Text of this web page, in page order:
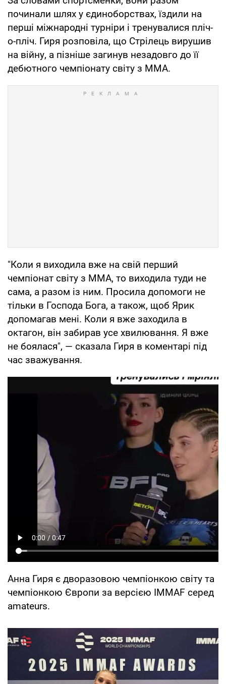
починали шлях у єдиноборствах, їздили на
перші міжнародні турніри і тренувалися пліч-
о-пліч. Гиря розповіла, що Стрілець вирушив
на війну, а пізніше загинув незадовго до її
дебютного чемпіонату світу з ММА.
"Коли я виходила вже на свій перший
чемпіонат світу з ММА, то виходила туди не
сама, а разом із ним. Просила допомоги не
тільки в Господа Бога, а також, щоб Ярик
допомагав мені. Коли я вже заходила в
октагон, він забирав усе хвилювання. Я вже
не боялася", — сказала Гиря в коментарі під
час зважування.
Анна Гиря є дворазовою чемпіонкою світу та
чемпіонкою Європи за версією IMMAF серед
amateurs.